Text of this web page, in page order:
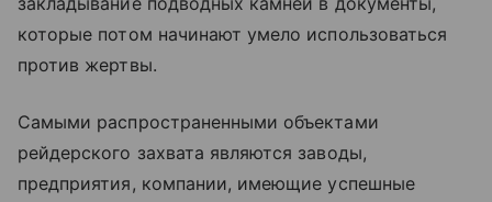
которые потом начинают умело использоваться
против жертвы.
Самыми распространенными объектами
рейдерского захвата являются заводы,
предприятия, компании, имеющие успешные